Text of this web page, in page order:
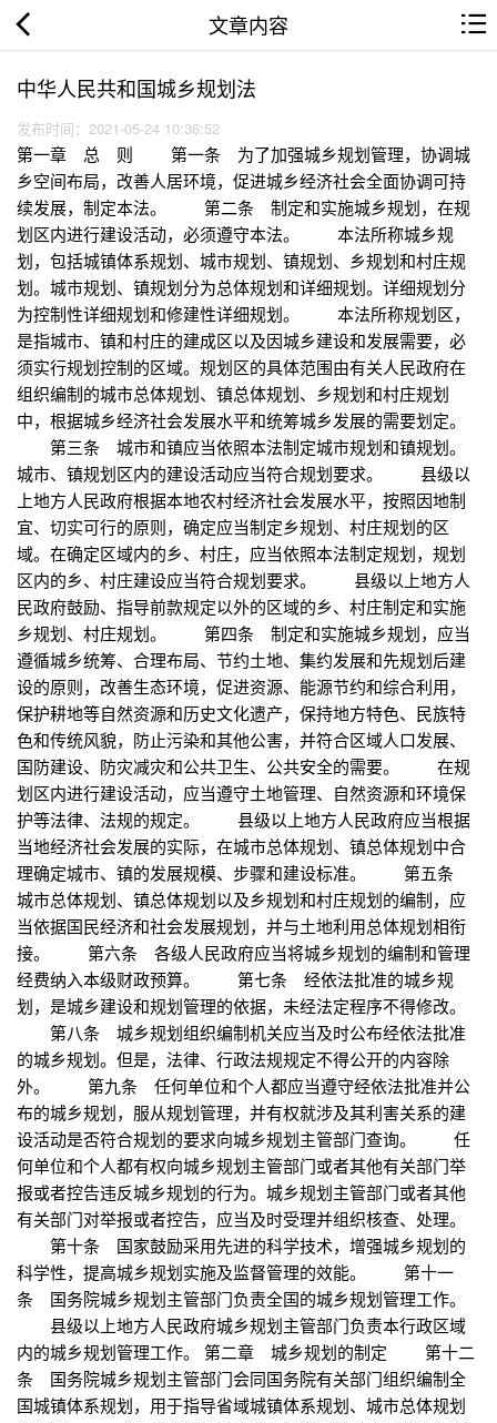
文章内容
中华人民共和国城乡规划法
发布时间：2021-05-24 10:36:52
第一章 总 则 第一条 为了加强城乡规划管理，协调城
乡空间布局，改善人居环境，促进城乡经济社会全面协调可持
续发展，制定本法。 第二条 制定和实施城乡规划，在规
划区内进行建设活动，必须遵守本法。 本法所称城乡规
划，包括城镇体系规划、城市规划、镇规划、乡规划和村庄规
划。城市规划、镇规划分为总体规划和详细规划。详细规划分
为控制性详细规划和修建性详细规划。 本法所称规划区，
是指城市、镇和村庄的建成区以及因城乡建设和发展需要，必
须实行规划控制的区域。规划区的具体范围由有关人民政府在
组织编制的城市总体规划、镇总体规划、乡规划和村庄规划
中，根据城乡经济社会发展水平和统筹城乡发展的需要划定。
第三条 城市和镇应当依照本法制定城市规划和镇规划。
城市、镇规划区内的建设活动应当符合规划要求。 县级以
上地方人民政府根据本地农村经济社会发展水平，按照因地制
宜、切实可行的原则，确定应当制定乡规划、村庄规划的区
域。在确定区域内的乡、村庄，应当依照本法制定规划，规划
区内的乡、村庄建设应当符合规划要求。 县级以上地方人
民政府鼓励、指导前款规定以外的区域的乡、村庄制定和实施
乡规划、村庄规划。 第四条 制定和实施城乡规划，应当
遵循城乡统筹、合理布局、节约土地、集约发展和先规划后建
设的原则，改善生态环境，促进资源、能源节约和综合利用，
保护耕地等自然资源和历史文化遗产，保持地方特色、民族特
色和传统风貌，防止污染和其他公害，并符合区域人口发展、
国防建设、防灾减灾和公共卫生、公共安全的需要。 在规
划区内进行建设活动，应当遵守土地管理、自然资源和环境保
护等法律、法规的规定。 县级以上地方人民政府应当根据
当地经济社会发展的实际，在城市总体规划、镇总体规划中合
理确定城市、镇的发展规模、步骤和建设标准。 第五条
城市总体规划、镇总体规划以及乡规划和村庄规划的编制，应
当依据国民经济和社会发展规划，并与土地利用总体规划相衔
接。 第六条 各级人民政府应当将城乡规划的编制和管理
经费纳入本级财政预算。 第七条 经依法批准的城乡规
划，是城乡建设和规划管理的依据，未经法定程序不得修改。
第八条 城乡规划组织编制机关应当及时公布经依法批准
的城乡规划。但是，法律、行政法规规定不得公开的内容除
外。 第九条 任何单位和个人都应当遵守经依法批准并公
布的城乡规划，服从规划管理，并有权就涉及其利害关系的建
设活动是否符合规划的要求向城乡规划主管部门查询。 任
何单位和个人都有权向城乡规划主管部门或者其他有关部门举
报或者控告违反城乡规划的行为。城乡规划主管部门或者其他
有关部门对举报或者控告，应当及时受理并组织核查、处理。
第十条 国家鼓励采用先进的科学技术，增强城乡规划的
科学性，提高城乡规划实施及监督管理的效能。 第十一
条 国务院城乡规划主管部门负责全国的城乡规划管理工作。
县级以上地方人民政府城乡规划主管部门负责本行政区域
内的城乡规划管理工作。 第二章 城乡规划的制定 第十二
条 国务院城乡规划主管部门会同国务院有关部门组织编制全
国城镇体系规划，用于指导省域城镇体系规划、城市总体规划